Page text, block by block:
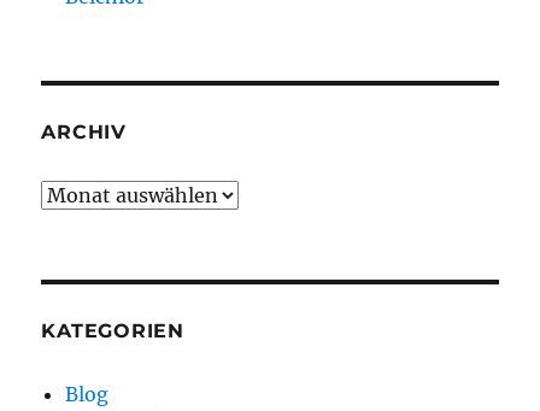
ARCHIV
Archiv
KATEGORIEN
Blog